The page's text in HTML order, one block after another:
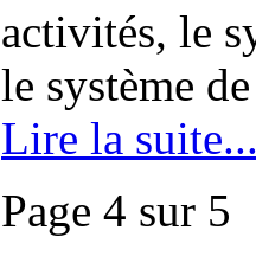
activités, le
le système
Lire la
Page 4 sur 5